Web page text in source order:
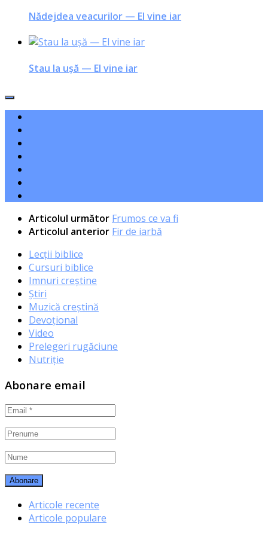
Nădejdea veacurilor — El vine iar
Stau la ușă — El vine iar
Articolul următor Frumos ce va fi
Articolul anterior Fir de iarbă
Lecții biblice
Cursuri biblice
Imnuri creștine
Știri
Muzică creștină
Devoțional
Video
Prelegeri rugăciune
Nutriție
Abonare email
Articole recente
Articole populare